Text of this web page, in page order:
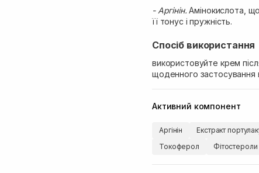
- Аргінін.Амінокислота,
її тонус і пружність.
Спосіб використання
використовуйте крем
щоденного застосування
Активний компонент
Аргінін Екстракт
Токоферол
Фітостероли